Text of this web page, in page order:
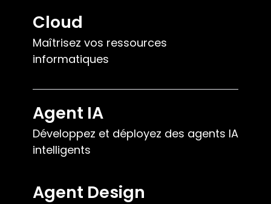
Cloud
Maîtrisez vos ressources
informatiques
Agent IA
Développez et déployez des agents IA
intelligents
Agent Design